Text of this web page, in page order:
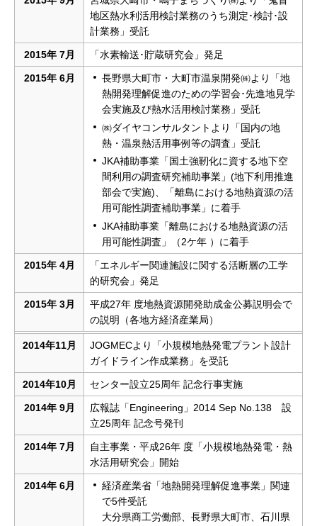
地区熱水利活用検討業務のうち測定･検討･設
計業務」受託
2015年 7月 「水素輸送･貯蔵研究会」発足
2015年 6月
長野県大町市・大町市温泉開発㈱より「地
熱開発理解促進のための学習会･先進地見学
会実施及び熱水活用検討業務」受託
㈱ダイヤコンサルタントより「国内の地
熱・温泉熱活用事例等の調査」受託
JKA補助事業「国土強靭化に資する地下空
間利用の調査研究補助事業」(地下利用推進
部会で実施)、「離島における地熱資源の活
用可能性調査補助事業」に着手
JKA補助事業「離島における地熱資源の活
用可能性調査」（2ケ年 ）に着手
2015年 4月
「エネルギー関連施設に関する活断層の工学
的研究会」発足
2015年 3月
平成27年 度地熱資源開発助成金公募説明会で
の説明（各地方経済産業局）
2014年11月
JOGMECより「小規模地熱発電プラント設計
ガイドライン作成業務」を受託
2014年10月 センター設立25周年 記念行事実施
2014年 9月
広報誌「Engineering」2014 Sep No.138 設
立25周年 記念号発刊
2014年 7月
自主事業・平成26年 度「小規模地熱発電・熱
水活用研究会」開始
2014年 6月
経済産業省「地熱開発理解促進事業」関連
で5件受託
大分県商工労働部、長野県大町市、石川県